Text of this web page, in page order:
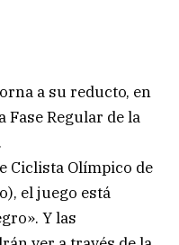
a su reducto, en
Regular de la
Ciclista Olímpico de
el juego está
Y las